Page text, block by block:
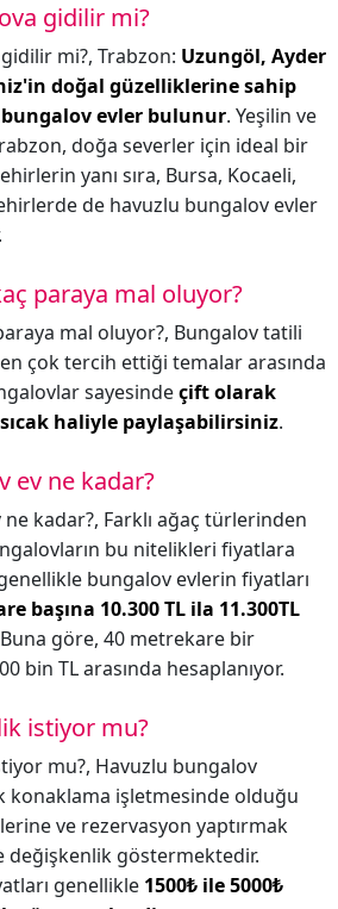
gidilir mi?
mi?, Trabzon: Uzungöl, Ayder
doğal güzelliklerine sahip
evler bulunur. Yeşilin ve
doğa severler için ideal bir
yanı sıra, Bursa, Kocaeli,
de havuzlu bungalov evler
paraya mal oluyor?
mal oluyor?, Bungalov tatili
çok tercih ettiği temalar arasında
sayesindeçift olarak
haliyle paylaşabilirsiniz.
ev ne kadar?
kadar?, Farklı ağaç türlerinden
bu nitelikleri fiyatlara
bungalov evlerin fiyatları
başına 10.300 TL ila 11.300TL
göre, 40 metrekare bir
bin TL arasında hesaplanıyor.
istiyor mu?
mu?, Havuzlu bungalov
konaklama işletmesinde olduğu
ve rezervasyon yaptırmak
değişkenlik göstermektedir.
genellikle 1500₺ ile 5000₺